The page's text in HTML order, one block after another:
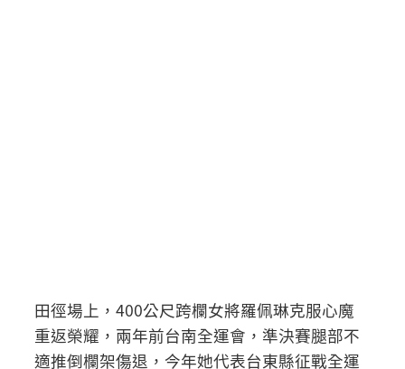
田徑場上，400公尺跨欄女將羅佩琳克服心魔
重返榮耀，兩年前台南全運會，準決賽腿部不
適推倒欄架傷退，今年她代表台東縣征戰全運